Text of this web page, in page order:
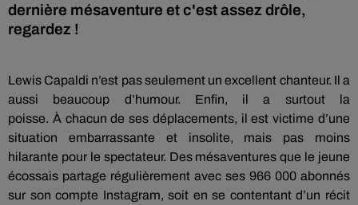
dernière mésaventure et c'est assez drôle,
regardez !
Lewis Capaldi n’est pas seulement un excellent chanteur. Il a
aussi beaucoup d’humour.
Enfin, il a surtout la
poisse. À chacun de ses déplacements, il est victime d’une
situation embarrassante et insolite, mais pas moins
hilarante pour le spectateur. Des mésaventures que le jeune
écossais partage régulièrement avec ses 966 000 abonnés
sur son compte Instagram, soit en se contentant d’un récit